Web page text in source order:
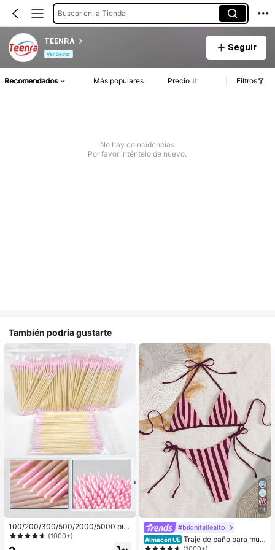
Buscar en la Tienda
TEENRA
Vendedor
Seguir
Recomendados Más populares Precio Filtros
No hay coincidencias
Por favor inténtelo de nuevo.
También podría gustarte
100/200/300/500/2000/5000 pie
zas/20 piezas Palitos aplicadores d
e esmalte de uñas de doble extrem
(1000+)
14
#bikinitallealto
Almacén UE Traje de baño para muje
r; Moda; Traje de baño de dos pieza